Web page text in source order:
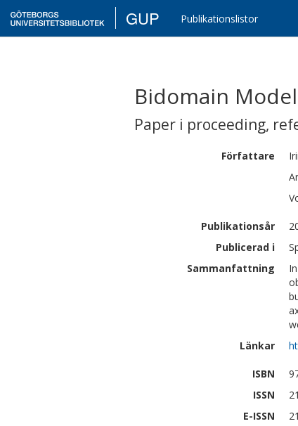
GUP Publikationslistor
Bidomain
Paper i proceeding,
Författare
Publikationsår
Publicerad i
Sammanfattning
Länkar
ISBN
ISSN
E-ISSN